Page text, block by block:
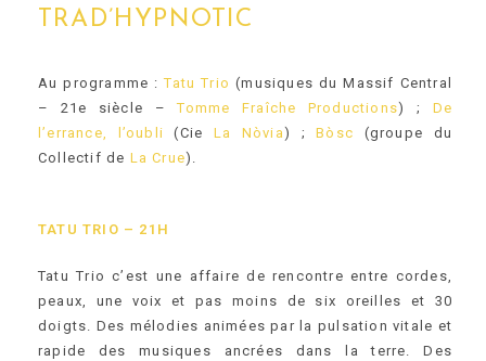
TRAD’HYPNOTIC
Au programme :Tatu Trio (musiques du Massif Central
– 21e siècle –Tomme Fraîche Productions) ; De
l’errance, l’oubli (Cie La Nòvia) ;Bòsc (groupe du
Collectif de La Crue).
TATU TRIO – 21H
Tatu Trio c’est une affaire de rencontre entre cordes,
peaux, une voix et pas moins de six oreilles et 30
doigts. Des mélodies animées par la pulsation vitale et
rapide des musiques ancrées dans la terre. Des